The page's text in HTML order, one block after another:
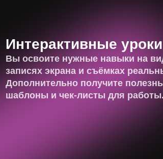
Интерактивные уроки
Вы освоите нужные навыки на
записях экрана и съёмках
Дополнительно получите
шаблоны и чек-листы для работы.